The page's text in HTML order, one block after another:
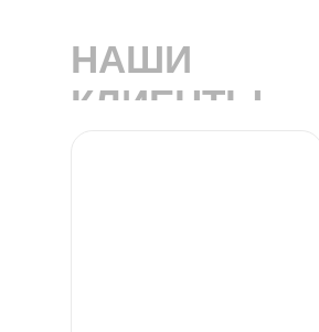
НАШИ
КЛИЕНТЫ